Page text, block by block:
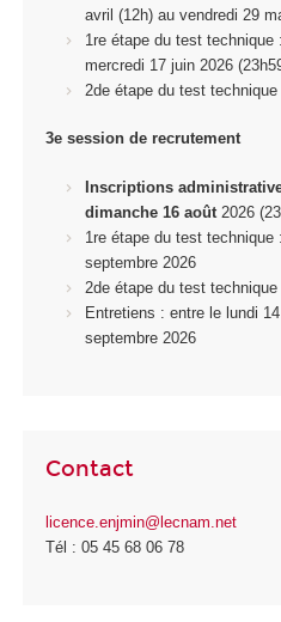
avril (12h) au vendredi 29
1 reétape du test technique
mercredi 17 juin 2026
2deétape du test technique
3e session de recrutement
Inscriptions
dimanche 16 août 2026
1 reétape du test technique
septembre 2026
2deétape du test technique
Entretiens : entre le lundi
septembre 2026
Contact
licence.enjmin@lecnam.net
Tél : 05 45 68 06 78